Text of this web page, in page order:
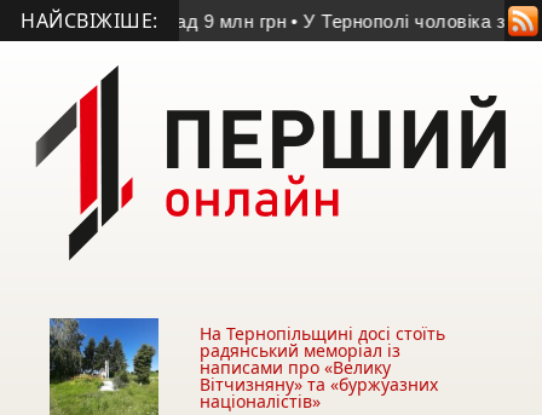
НАЙСВІЖІШЕ:понад 9 млн грн • У Тернополі чоловіка засудили
На Тернопільщині досі стоїть
радянський меморіал із
написами про «Велику
Вітчизняну» та «буржуазних
націоналістів»